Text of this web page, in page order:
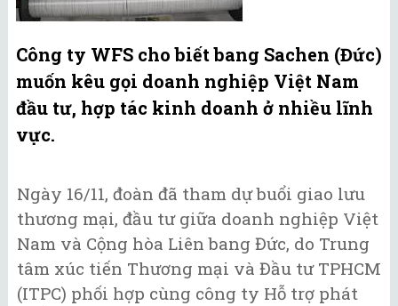
Công ty WFS cho biết bang Sachen (Đức)
muốn kêu gọi doanh nghiệp Việt Nam
đầu tư, hợp tác kinh doanh ở nhiều lĩnh
vực.
Ngày 16/11, đoàn đã tham dự buổi giao lưu
thương mại, đầu tư giữa doanh nghiệp Việt
Nam và Cộng hòa Liên bang Đức, do Trung
tâm xúc tiến Thương mại và Đầu tư TPHCM
(ITPC) phối hợp cùng công ty Hỗ trợ phát